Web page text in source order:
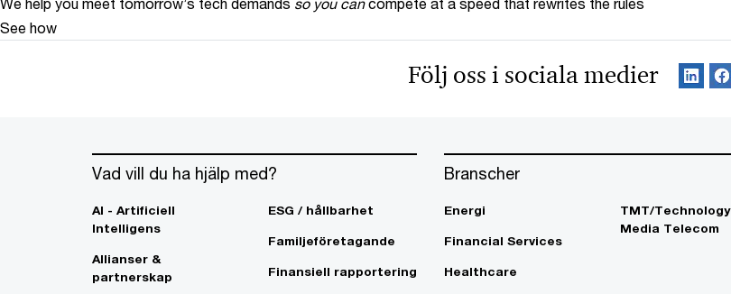
See how
Följ oss i sociala medier
Vad vill du ha hjälp med?
AI - Artificiell
Intelligens
Allianser &
partnerskap
ESG / hållbarhet
Familjeföretagande
Finansiell rapportering
Branscher
Energi
Financial Services
Healthcare
TMT/Technology
Media Telecom